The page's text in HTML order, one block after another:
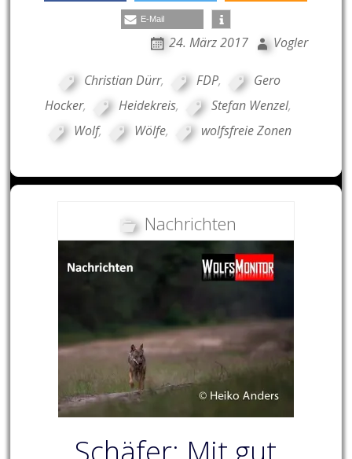
E-Mail
24. März 2017 Vogler
Christian Dürr, FDP,
Gero
Hocker, Heidekreis, Stefan Wenzel,
Wolf, Wölfe, wolfsfreie Zonen
Nachrichten